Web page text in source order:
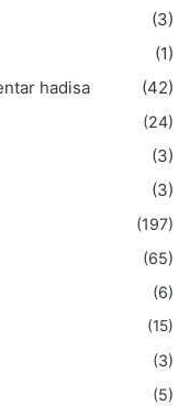
(3)
(1)
hadisa
(42)
(24)
(3)
(3)
(197)
(65)
(6)
(15)
(3)
(5)